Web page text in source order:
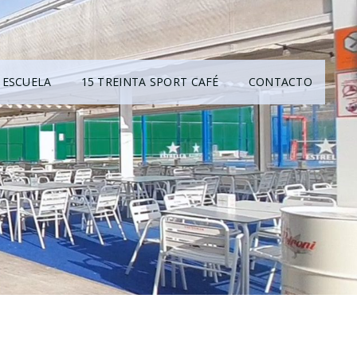
ESCUELA 15 TREINTA SPORT CAFÉ CONTACTO